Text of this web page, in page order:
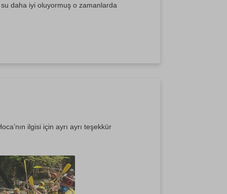
daha iyi oluyormuş o zamanlarda
ilgisi için ayrı ayrı teşekkür